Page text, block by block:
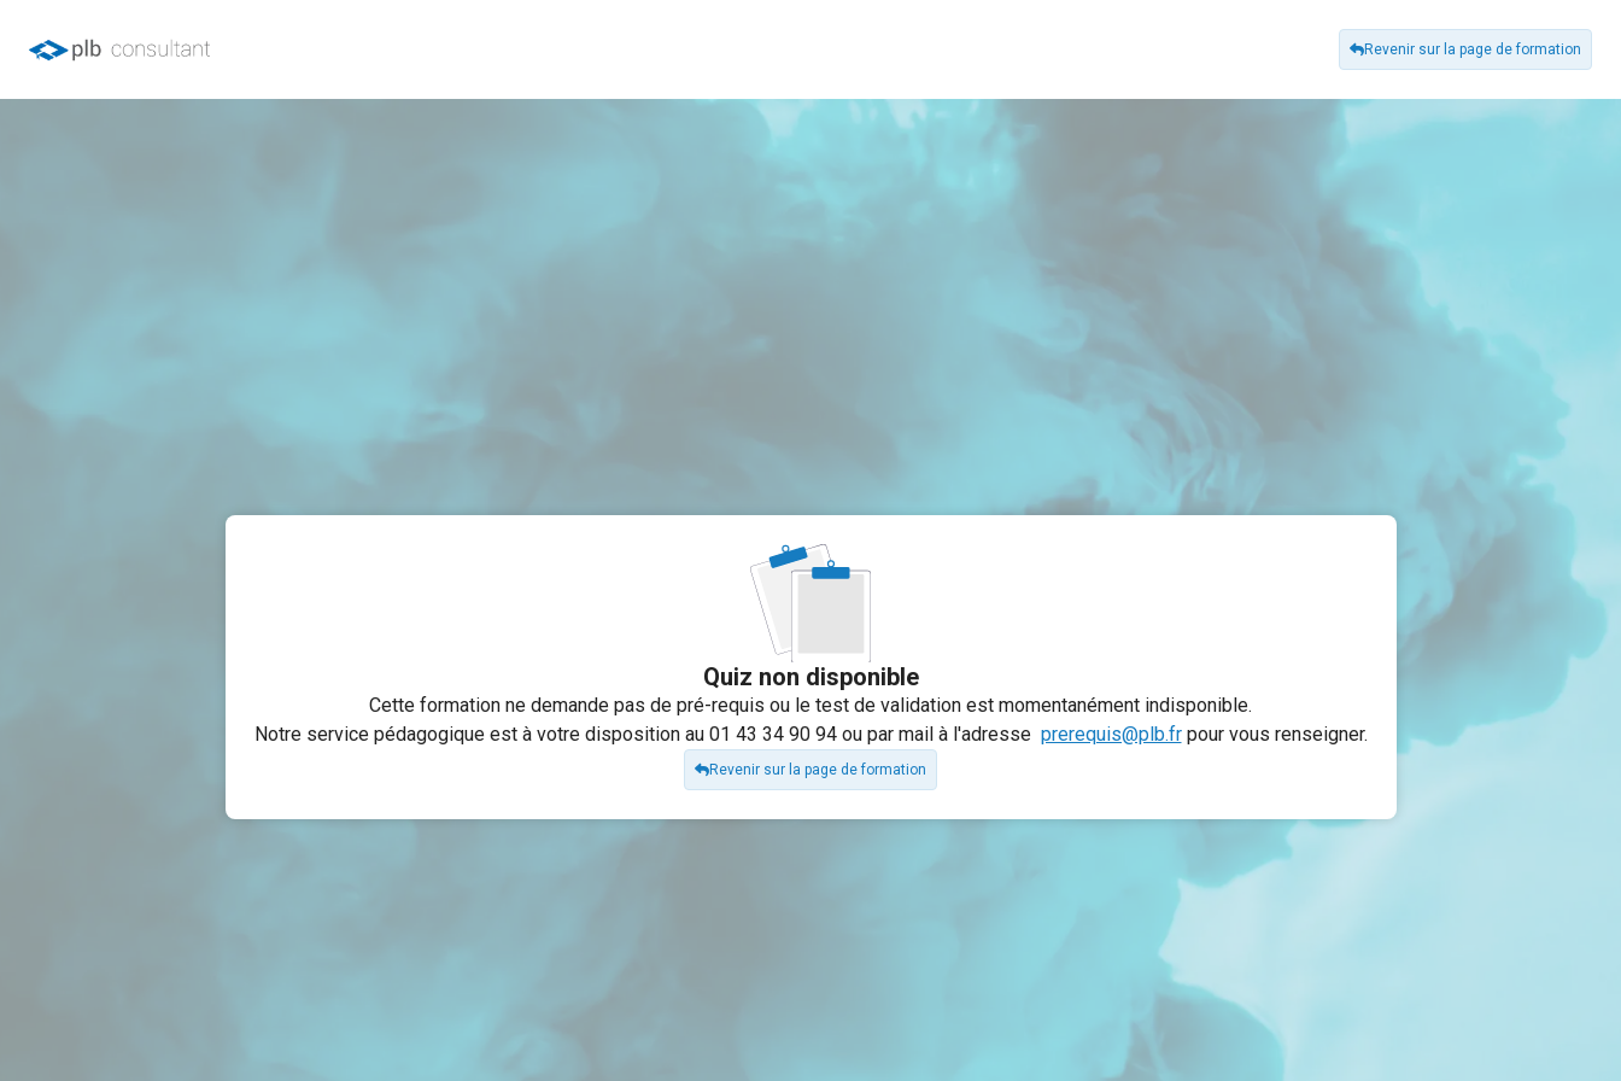
Revenir sur la page de formation
Quiz non disponible
Cette formation ne demande pas de pré-requis ou le test de validation est momentanément indisponible.
Notre service pédagogique est à votre disposition au 01 43 34 90 94 ou par mail à l'adresse prerequis@plb.fr pour vous renseigner.
Revenir sur la page de formation